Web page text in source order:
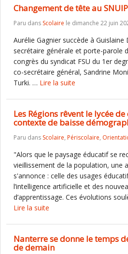
Changement de tête au
Paru dans Scolaire le dimanche 22 juin
Aurélie Gagnier succède à
secrétaire générale et porte-parole
congrès du syndicat FSU du 1er
co-secrétaire général, Sandrine
Turki. … Lire la suite
Les Régions rêvent le lycée
contexte de baisse
Paru dans Scolaire, Périscolaire,
"Alors que le paysage éducatif se
vieillissement de la population, une
s'annonce : celle des usages
l’intelligence artificielle et des
d’apprentissage. Ces évolutions
Lire la suite
Nanterre se donne le temps
de demain